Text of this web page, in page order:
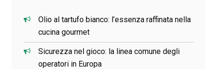
Olio al tartufo bianco: l’essenza raffinata nella
cucina gourmet
Sicurezza nel gioco: la linea comune degli
operatori in Europa